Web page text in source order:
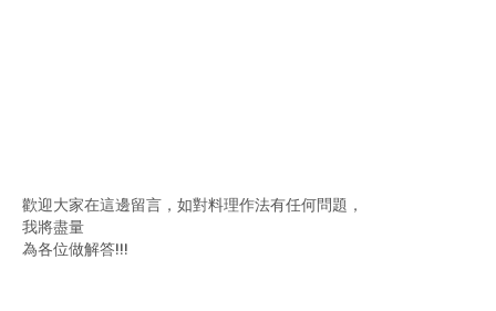
歡迎大家在這邊留言，如對料理作法有任何問題，
我將盡量
為各位做解答!!!